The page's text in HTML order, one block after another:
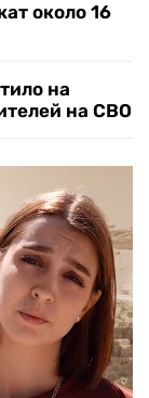
около 16
на
на СВО